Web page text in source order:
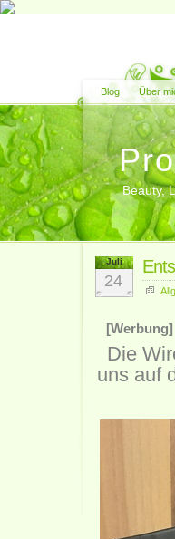
Blog Über
Beauty,
Juli
24
[Werbung]
Die
uns auf